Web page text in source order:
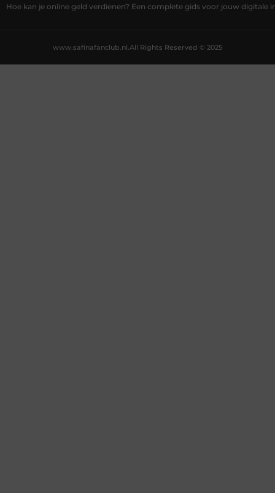
Hoe kan je online geld verdienen? Een complete gids voor jouw digitale
All Rights Reserved © 2025
www.safinafanclub.nl.